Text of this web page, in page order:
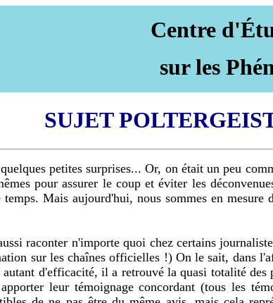
Centre
sur les
SUJET
petites surprises... Or, on était un peu
pour assurer le coup et éviter les
Mais aujourd'hui, nous sommes en mesure
raconter n'importe quoi chez certains
sur les chaînes officielles !) On le sait, dans
d'efficacité, il a retrouvé la quasi totalité
leur témoignage concordant (tous les